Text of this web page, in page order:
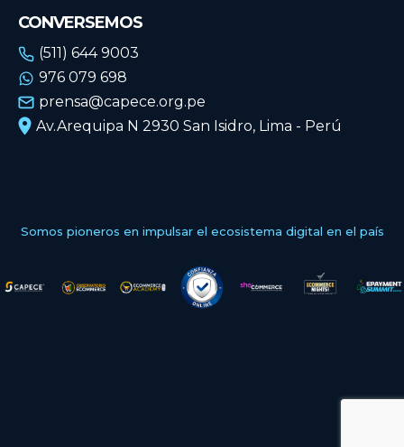
CONVERSEMOS
(511) 644 9003
976 079 698
prensa@capece.org.pe
Av.Arequipa N 2930 San Isidro, Lima - Perú
Somos pioneros en impulsar el ecosistema digital en el país